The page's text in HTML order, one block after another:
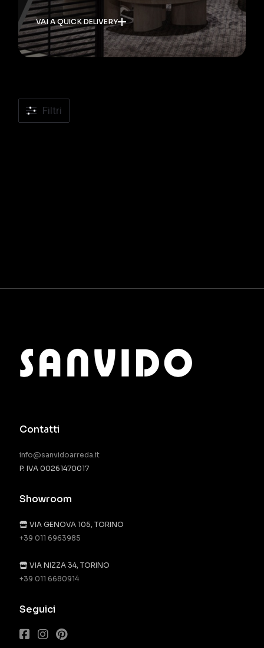
VAI A QUICK DELIVERY
Filtri
Contatti
info@sanvidoarreda.it
P. IVA 00261470017
Showroom
VIA GENOVA 105, TORINO
+39 011 6963985
VIA NIZZA 34, TORINO
+39 011 6680914
Seguici